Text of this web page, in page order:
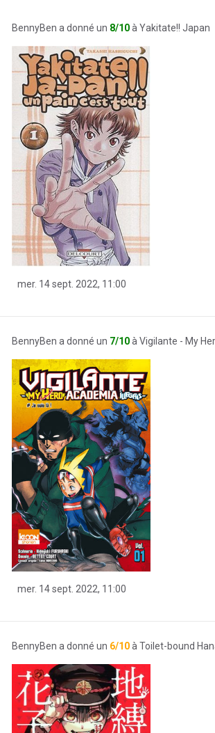
BennyBen a donné un 8/10à Yakitate!! Japan
mer. 14 sept. 2022, 11:00
BennyBen a donné un 7/10à Vigilante - My
mer. 14 sept. 2022, 11:00
BennyBen a donné un 6/10à Toilet-bound